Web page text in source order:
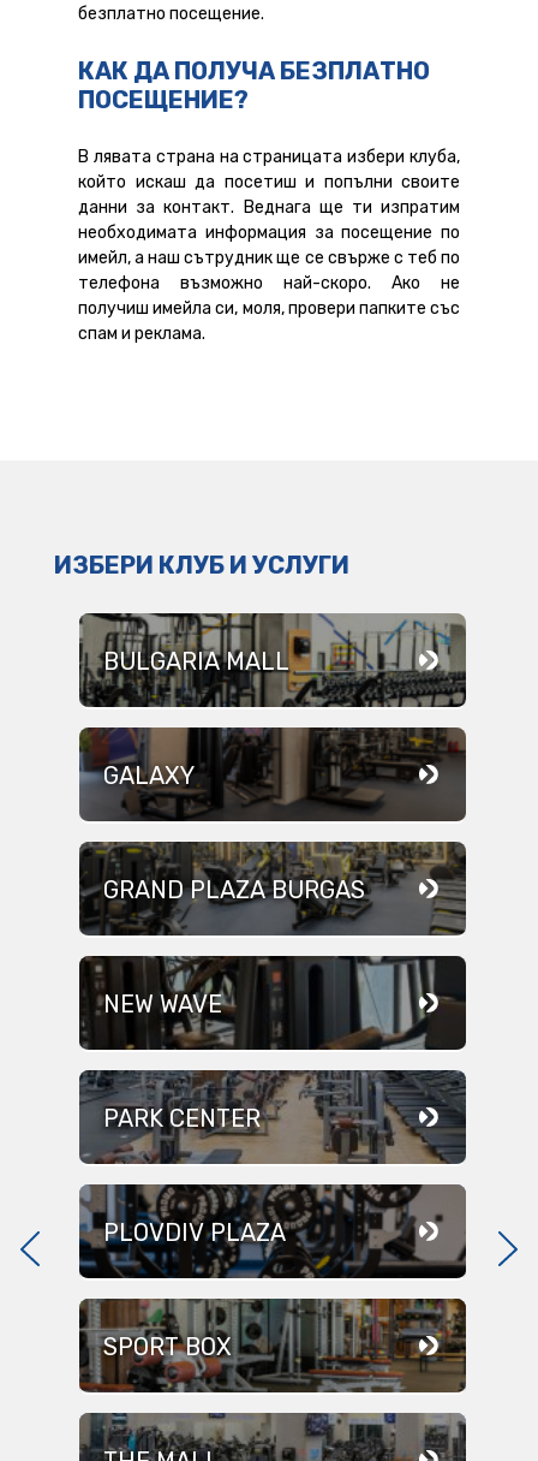
безплатно посещение.
КАК ДА ПОЛУЧА БЕЗПЛАТНО
ПОСЕЩЕНИЕ?
В лявата страна на страницата избери клуба,
който искаш да посетиш и попълни своите
данни за контакт. Веднага ще ти изпратим
необходимата информация за посещение по
имейл, а наш сътрудник ще се свърже с теб по
телефона възможно най-скоро. Ако не
получиш имейла си, моля, провери папките със
спам и реклама.
ИЗБЕРИ КЛУБ И УСЛУГИ
BULGARIA MALL
GALAXY
GRAND PLAZA BURGAS
NEW WAVE
PARK CENTER
PLOVDIV PLAZA
SPORT BOX